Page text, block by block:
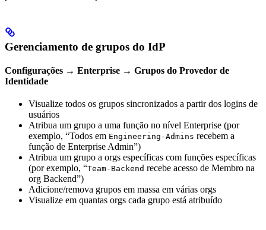
Gerenciamento de grupos do IdP
Configurações → Enterprise → Grupos do Provedor de
Identidade
Visualize todos os grupos sincronizados a partir dos logins de
usuários
Atribua um grupo a uma função no nível Enterprise (por
exemplo, “Todos em Engineering-Admins recebem a
função de Enterprise Admin”)
Atribua um grupo a orgs específicas com funções específicas
(por exemplo, “Team-Backend recebe acesso de Membro na
org Backend”)
Adicione/remova grupos em massa em várias orgs
Visualize em quantas orgs cada grupo está atribuído